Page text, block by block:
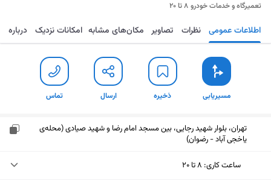
تعمیرگاه و خدمات خودرو ۸ تا ۲۰
مسیریابی ذخیره ارسال تماس اطلاعات عمومی نظرات تصاویر مکان‌های مشابه امکانات نزدیک درباره
مسیریابی ذخیره ارسال تماس
تهران، بلوار شهید رجایی، بین مسجد امام رضا و شهید صیادی (محله‌ی
یاخجی آباد - رضوان)
ساعت کاری: ۸ تا ۲۰